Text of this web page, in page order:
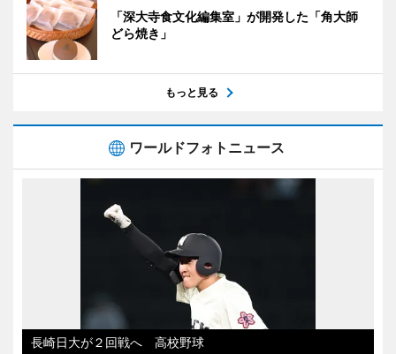
「深大寺食文化編集室」が開発した「角大師
どら焼き」
もっと見る
ワールドフォトニュース
長崎日大が２回戦へ 高校野球